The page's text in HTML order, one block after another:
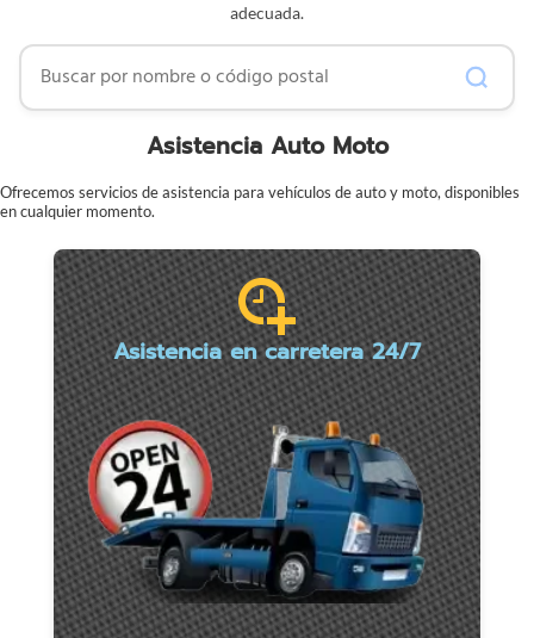
adecuada.
Buscar por nombre o código postal
Asistencia Auto Moto
Ofrecemos servicios de asistencia para vehículos de auto y moto, disponibles
en cualquier momento.
Asistencia en carretera 24/7